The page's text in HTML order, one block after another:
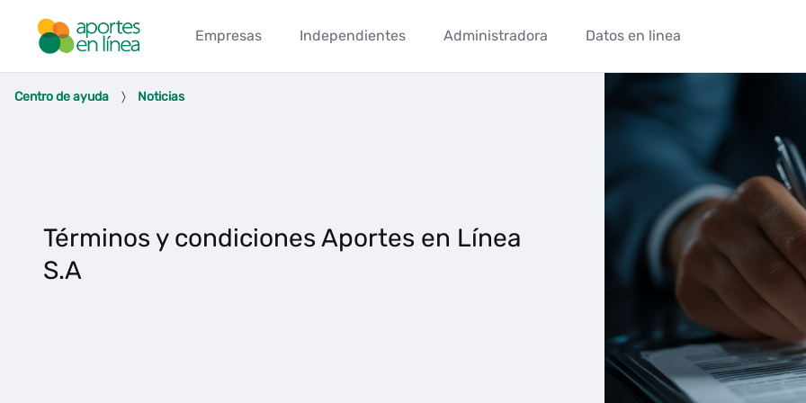
Salta al contingut principal
Empresas
Independientes Administradora Datos en linea
Términos y condiciones Aportes en Línea S.A - Aportes en
Centro de ayuda Noticias
Términos y condiciones Aportes en Línea
S.A